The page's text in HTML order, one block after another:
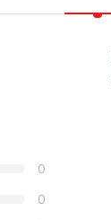
0
0